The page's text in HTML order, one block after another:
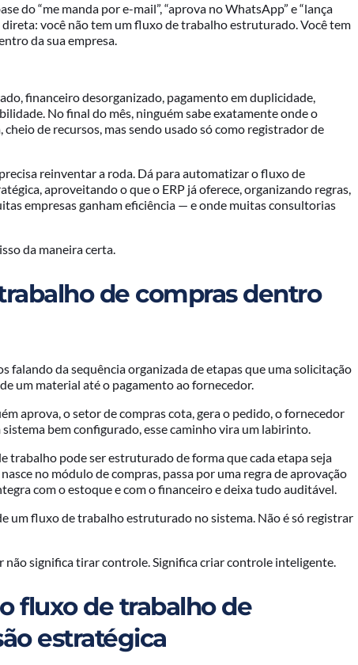
do “me manda por e-mail”, “aprova no WhatsApp” e “lança
direta: você não tem um fluxo de trabalho estruturado. Você tem
da sua empresa.
financeiro desorganizado, pagamento em duplicidade,
No final do mês, ninguém sabe exatamente onde o
de recursos, mas sendo usado só como registrador de
reinventar a roda. Dá para automatizar o fluxo de
aproveitando o que o ERP já oferece, organizando regras,
empresas ganham eficiência — e onde muitas consultorias
da maneira certa.
de compras dentro
falando da sequência organizada de etapas que uma solicitação
um material até o pagamento ao fornecedor.
aprova, o setor de compras cota, gera o pedido, o fornecedor
bem configurado, esse caminho vira um labirinto.
trabalho pode ser estruturado de forma que cada etapa seja
no módulo de compras, passa por uma regra de aprovação
com o estoque e com o financeiro e deixa tudo auditável.
um fluxo de trabalho estruturado no sistema. Não é só registrar
significa tirar controle. Significa criar controle inteligente.
fluxo de trabalho de
estratégica